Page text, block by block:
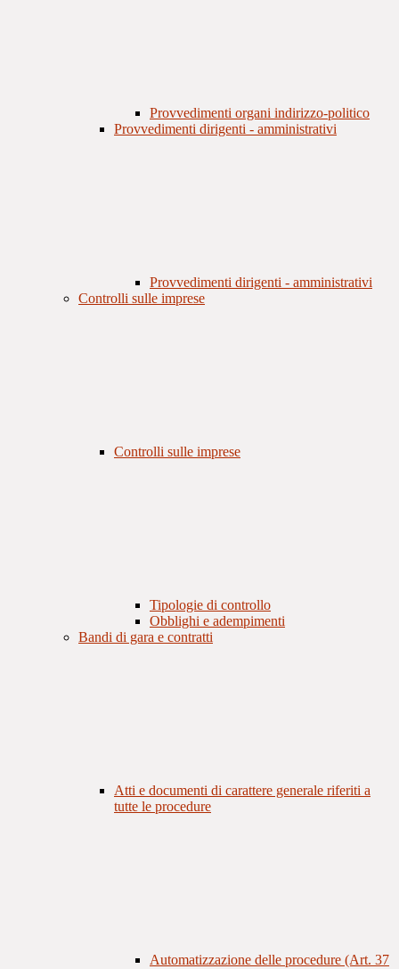
Provvedimenti organi indirizzo-politico
Provvedimenti dirigenti - amministrativi
Provvedimenti dirigenti - amministrativi
Controlli sulle imprese
Controlli sulle imprese
Tipologie di controllo
Obblighi e adempimenti
Bandi di gara e contratti
Atti e documenti di carattere generale riferiti a
tutte le procedure
Automatizzazione delle procedure (Art. 37